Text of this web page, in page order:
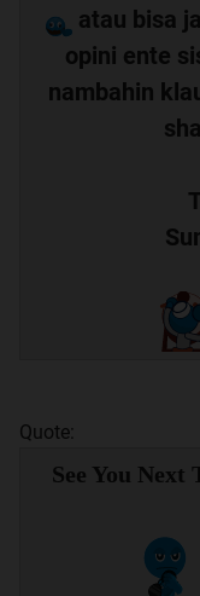
atau bisa
opini ente
nambahin
Quote:
See You